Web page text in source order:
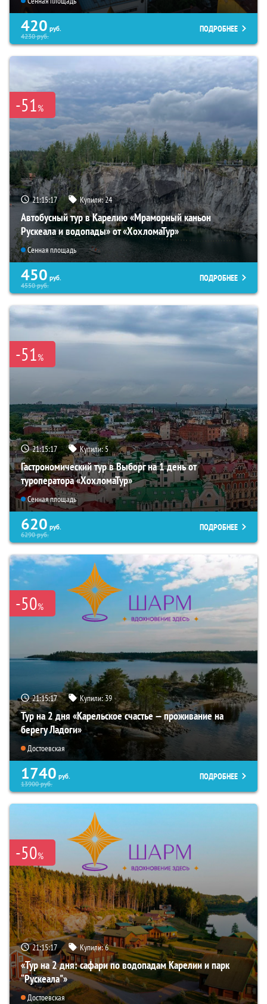
420 руб.
4230руб.
ПОДРОБНЕЕ
-51%
21:15:16 Купили:24
Автобусный тур в Карелию «Мраморный каньон
Рускеала и водопады» от «ХохломаТур»
Сенная площадь
450 руб.
4550руб.
ПОДРОБНЕЕ
-51%
21:15:16 Купили:5
Гастрономический тур в Выборг на 1 день от
туроператора «ХохломаТур»
Сенная площадь
620 руб.
6290руб.
ПОДРОБНЕЕ
-50%
21:15:16 Купили:39
Тур на 2 дня «Карельское счастье — проживание на
берегу Ладоги»
Достоевская
1740 руб.
13900руб.
ПОДРОБНЕЕ
-50%
21:15:16 Купили:6
«Тур на 2 дня: сафари по водопадам Карелии и парк
“Рускеала"»
Достоевская